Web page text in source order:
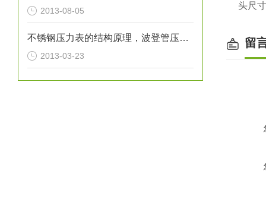
2013-08-05
不锈钢压力表的结构原理，波登管压力表原理
2013-03-23
头尺
留